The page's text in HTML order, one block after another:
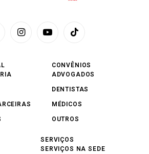
InstagramYouTubeTikTok
CONVÊNIOS
ADVOGADOS
DENTISTAS
MÉDICOS
OUTROS
SERVIÇOS
SERVIÇOS NA SEDE